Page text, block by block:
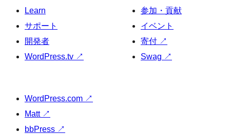
Learn
サポート
開発者
WordPress.tv ↗
参加・貢献
イベント
寄付 ↗
Swag ↗
WordPress.com ↗
Matt ↗
bbPress ↗